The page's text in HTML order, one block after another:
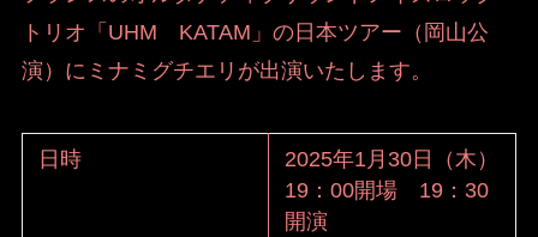
トリオ「UHM KATAM」の日本ツアー（岡山公
演）にミナミグチエリが出演いたします。
日時
2025年1月30日（木）
19：00開場 19：30
開演